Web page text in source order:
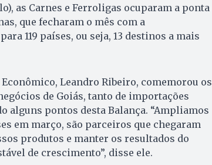
as Carnes e Ferroligas ocuparam a ponta
que fecharam o mês com a
119 países, ou seja, 13 destinos a mais
Leandro Ribeiro, comemorou os
de Goiás, tanto de importações
alguns pontos desta Balança. “Ampliamos
em março, são parceiros que chegaram
produtos e manter os resultados do
de crescimento”, disse ele.